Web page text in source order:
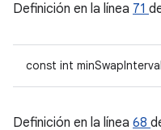
Definición en la línea 71
const int minSwapInterval
Definición en la línea 68